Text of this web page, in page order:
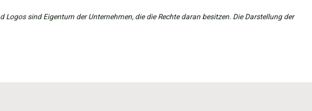
sind Eigentum der Unternehmen, die die Rechte daran besitzen. Die Darstellung der